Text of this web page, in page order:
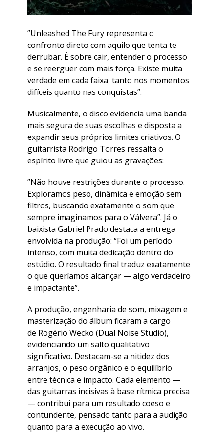
​”Unleashed The Fury representa o
confronto direto com aquilo que tenta te
derrubar. É sobre cair, entender o processo
e se reerguer com mais força. Existe muita
verdade em cada faixa, tanto nos momentos
difíceis quanto nas conquistas”.
​Musicalmente, o disco evidencia uma banda
mais segura de suas escolhas e disposta a
expandir seus próprios limites criativos. O
guitarrista Rodrigo Torres ressalta o
espírito livre que guiou as gravações:
​”Não houve restrições durante o processo.
Exploramos peso, dinâmica e emoção sem
filtros, buscando exatamente o som que
sempre imaginamos para o Válvera”. Já o
baixista Gabriel Prado destaca a entrega
envolvida na produção: “Foi um período
intenso, com muita dedicação dentro do
estúdio. O resultado final traduz exatamente
o que queríamos alcançar — algo verdadeiro
e impactante”.
​A produção, engenharia de som, mixagem e
masterização do álbum ficaram a cargo
de Rogério Wecko (Dual Noise Studio),
evidenciando um salto qualitativo
significativo. Destacam-se a nitidez dos
arranjos, o peso orgânico e o equilíbrio
entre técnica e impacto. Cada elemento —
das guitarras incisivas à base rítmica precisa
— contribui para um resultado coeso e
contundente, pensado tanto para a audição
quanto para a execução ao vivo.